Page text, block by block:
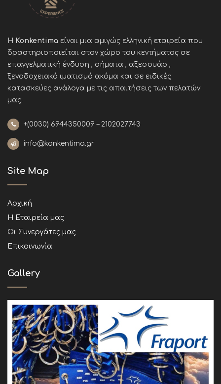
Η Konkentima είναι μια αμιγώς ελληνική εταιρεία που
δραστηριοποιείται στον χώρο του κεντήματος σε
επαγγελματική ένδυση , σήματα , αξεσουάρ ,
ξενοδοχειακό ιματισμό ακόμα και σε ειδικές
κατασκεύες ανάλογα με τις απαιτήσεις των πελατών
μας.
+(0030) 6944350009 – 2102027743
info@konkentima.gr
Site Map
Αρχική
Η Εταιρεία μας
Οι Συνεργάτες μας
Επικοινωνία
Gallery